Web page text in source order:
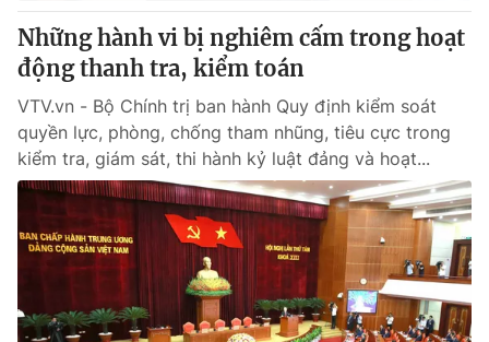
Những hành vi bị nghiêm cấm trong hoạt
động thanh tra, kiểm toán
VTV.vn - Bộ Chính trị ban hành Quy định kiểm soát
quyền lực, phòng, chống tham nhũng, tiêu cực trong
kiểm tra, giám sát, thi hành kỷ luật đảng và hoạt...